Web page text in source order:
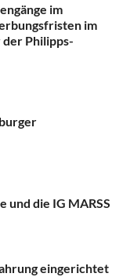
im
im
Philipps-
die IG MARSS
eingerichtet